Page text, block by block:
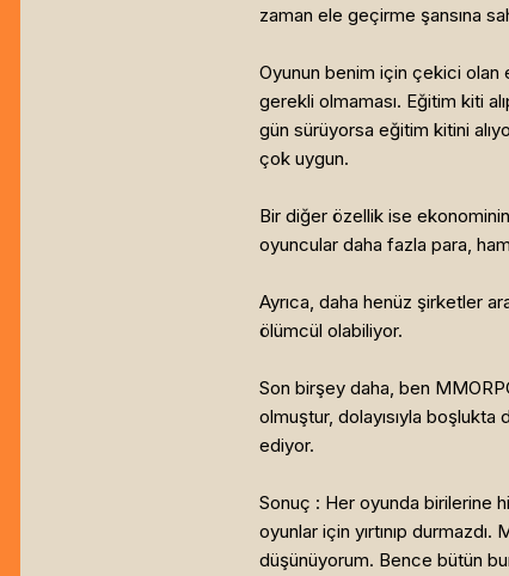
zaman ele geçirme şansına
Oyunun benim için çekici olan
gerekli olmaması. Eğitim kiti
gün sürüyorsa eğitim kitini
çok uygun.
Bir diğer özellik ise
oyuncular daha fazla para,
Ayrıca, daha henüz şirketler
ölümcül olabiliyor.
Son birşey daha, ben
olmuştur, dolayısıyla boşlukta
ediyor.
Sonuç : Her oyunda birilerine
oyunlar için yırtınıp
düşünüyorum. Bence bütün